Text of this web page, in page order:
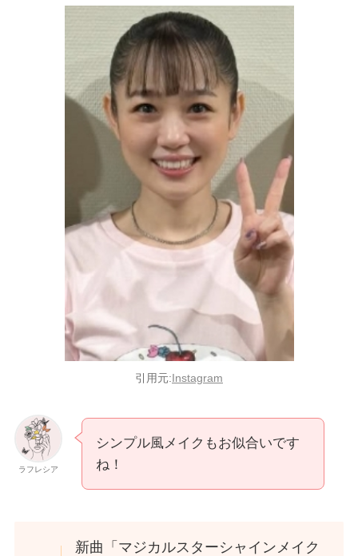
引用元:Instagram
ラフレシア
シンプル風メイクもお似合いです
ね！
新曲「マジカルスターシャインメイク